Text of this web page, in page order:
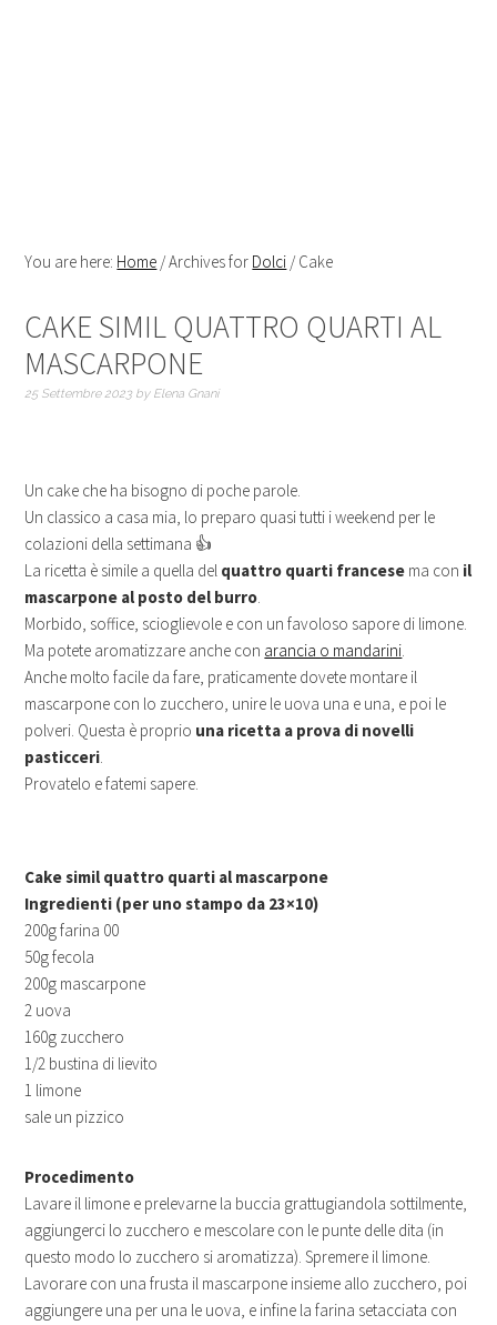
You are here: Home /Archives for Dolci /Cake
CAKE SIMIL QUATTRO QUARTI AL
MASCARPONE
25 Settembre 2023 by Elena Gnani
Un cake che ha bisogno di poche parole.
Un classico a casa mia, lo preparo quasi tutti i weekend per le
colazioni della settimana 👍
La ricetta è simile a quella del quattro quarti francese ma con il
mascarpone al posto del burro.
Morbido, soffice, scioglievole e con un favoloso sapore di limone.
Ma potete aromatizzare anche con arancia o mandarini.
Anche molto facile da fare, praticamente dovete montare il
mascarpone con lo zucchero, unire le uova una e una, e poi le
polveri. Questa è proprio una ricetta a prova di novelli
pasticceri.
Provatelo e fatemi sapere.
Cake simil quattro quarti al mascarpone
Ingredienti (per uno stampo da 23×10)
200g farina 00
50g fecola
200g mascarpone
2 uova
160g zucchero
1/2 bustina di lievito
1 limone
sale un pizzico
Procedimento
Lavare il limone e prelevarne la buccia grattugiandola sottilmente,
aggiungerci lo zucchero e mescolare con le punte delle dita (in
questo modo lo zucchero si aromatizza). Spremere il limone.
Lavorare con una frusta il mascarpone insieme allo zucchero, poi
aggiungere una per una le uova, e infine la farina setacciata con